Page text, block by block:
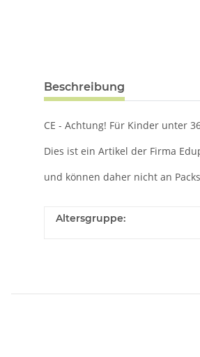
Beschreibung
CE - Achtung! Für Kinder unter
Dies ist ein Artikel der Firma
und können daher nicht an
Altersgruppe: